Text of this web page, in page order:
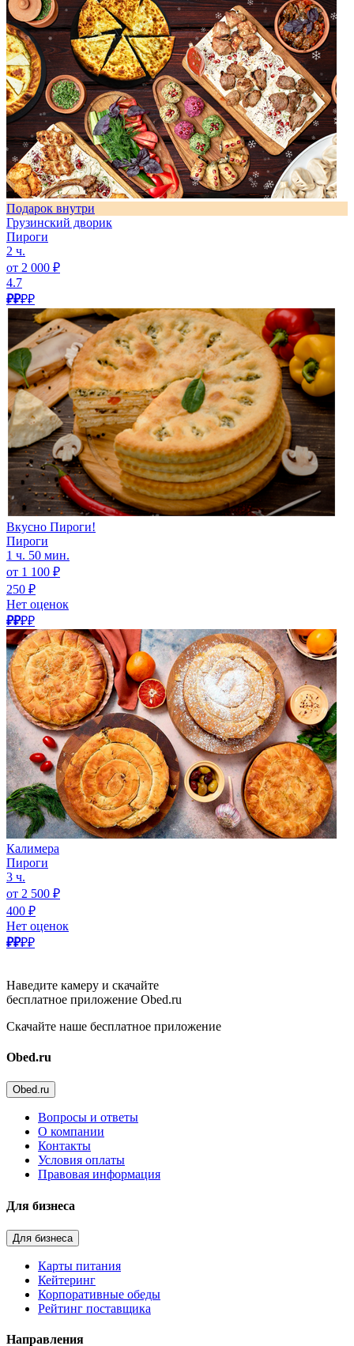
Подарок внутри
Грузинский дворик
Пироги
2 ч.
от 2 000 ₽
4.7
₽₽₽₽
Вкусно Пироги!
Пироги
1 ч. 50 мин.
от 1 100 ₽
250 ₽
Нет оценок
₽₽₽₽
Калимера
Пироги
3 ч.
от 2 500 ₽
400 ₽
Нет оценок
₽₽₽₽
Наведите камеру и скачайте
бесплатное приложение Obed.ru
Скачайте наше бесплатное приложение
Obed.ru
Obed.ru
Вопросы и ответы
О компании
Контакты
Условия оплаты
Правовая информация
Для бизнеса
Для бизнеса
Карты питания
Кейтеринг
Корпоративные обеды
Рейтинг поставщика
Направления